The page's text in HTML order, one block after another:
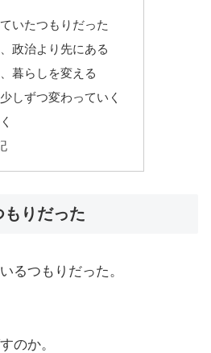
いたつもりだった
政治より先にある
暮らしを変える
しずつ変わっていく
りだった
るつもりだった。
のか。